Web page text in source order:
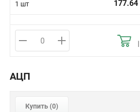
1 шт 177.64
АЦП
Купить (0)